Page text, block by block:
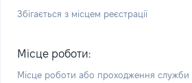
Збігається з місцем реєстрації
Місце роботи:
Місце роботи або проходження служби